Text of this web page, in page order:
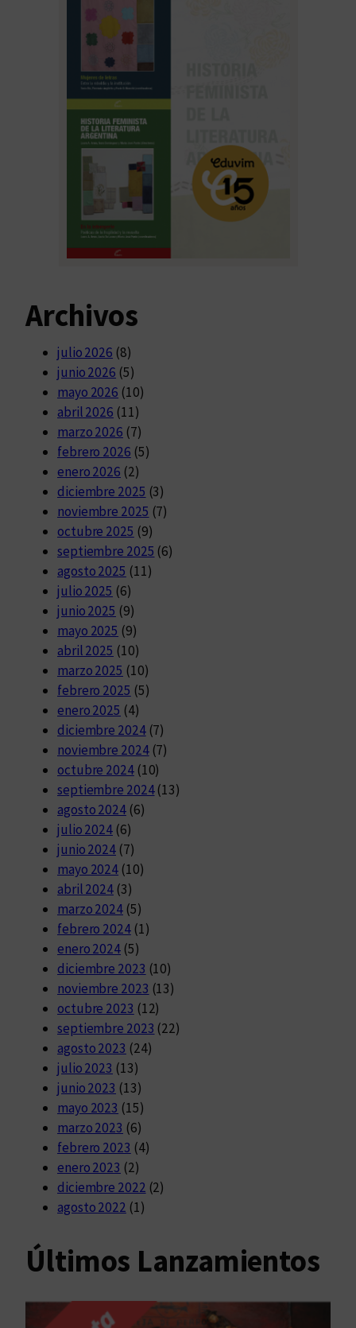
Archivos
julio 2026 (8)
junio 2026 (5)
mayo 2026 (10)
abril 2026 (11)
marzo 2026 (7)
febrero 2026 (5)
enero 2026 (2)
diciembre 2025 (3)
noviembre 2025 (7)
octubre 2025 (9)
septiembre 2025 (6)
agosto 2025 (11)
julio 2025 (6)
junio 2025 (9)
mayo 2025 (9)
abril 2025 (10)
marzo 2025 (10)
febrero 2025 (5)
enero 2025 (4)
diciembre 2024(7)
noviembre 2024(7)
octubre 2024(10)
septiembre 2024(13)
agosto 2024(6)
julio 2024 (6)
junio 2024 (7)
mayo 2024 (10)
abril 2024 (3)
marzo 2024 (5)
febrero 2024(1)
enero 2024 (5)
diciembre 2023 (10)
noviembre 2023 (13)
octubre 2023 (12)
septiembre 2023 (22)
agosto 2023 (24)
julio 2023 (13)
junio 2023 (13)
mayo 2023 (15)
marzo 2023 (6)
febrero 2023 (4)
enero 2023 (2)
diciembre 2022 (2)
agosto 2022 (1)
Últimos Lanzamientos